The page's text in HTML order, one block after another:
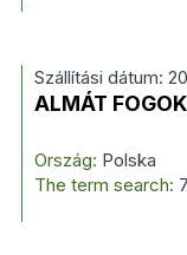
Szállítási dátum:
ALMÁT
Ország: Polska
The term search: